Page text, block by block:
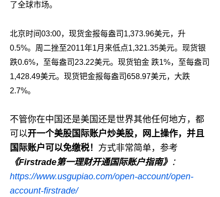
了全球市场。
北京时间03:00，现货金报每盎司1,373.96美元，升
0.5%。周二挫至2011年1月来低点1,321.35美元。现货银
跌0.6%，至每盎司23.22美元。现货铂金 跌1%，至每盎司
1,428.49美元。现货钯金报每盎司658.97美元，大跌
2.7%。
不管你在中国还是美国还是世界其他任何地方，都
可以开一个美股国际账户炒美股，网上操作，并且
国际账户可以免缴税！ 方式非常简单，参考
《Firstrade第一理财开通国际账户指南》 ：
https://www.usgupiao.com/open-account/open-
account-firstrade/